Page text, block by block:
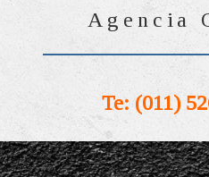
Agencia
Te: (011)